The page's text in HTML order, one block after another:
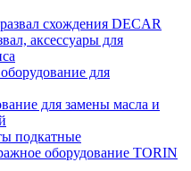
схождения DECAR
аксессуары для
для
для замены масла и
подкатные
оборудование TORIN